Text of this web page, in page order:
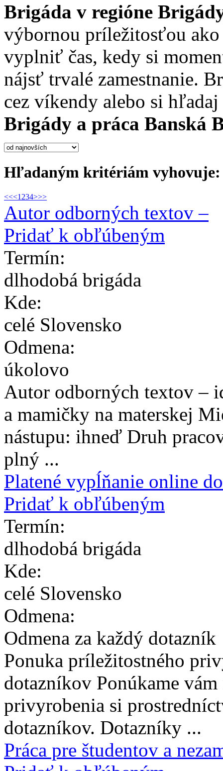
Brigáda v regióne
výbornou príležitosťou
vyplniť čas, kedy si
nájsť trvalé zamestnanie.
cez víkendy alebo si hľadaj
Brigády a práca Banská
Hľadaným kritériám vyhovuje:
<<<1 234>>>
Autor odborných textov –
Pridať k obľúbeným
Termín:
dlhodobá brigáda
Kde:
celé Slovensko
Odmena:
úkolovo
Autor odborných textov –
a mamičky na materskej
nástupu: ihneď Druh
plný ...
Platené vypĺňanie online
Pridať k obľúbeným
Termín:
dlhodobá brigáda
Kde:
celé Slovensko
Odmena:
Odmena za každý dotazník
Ponuka príležitostného
dotazníkov Ponúkame
privyrobenia si
dotazníkov. Dotazníky ...
Práca pre študentov a